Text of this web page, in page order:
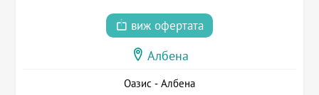
виж офертата
Албена
Оазис - Албена